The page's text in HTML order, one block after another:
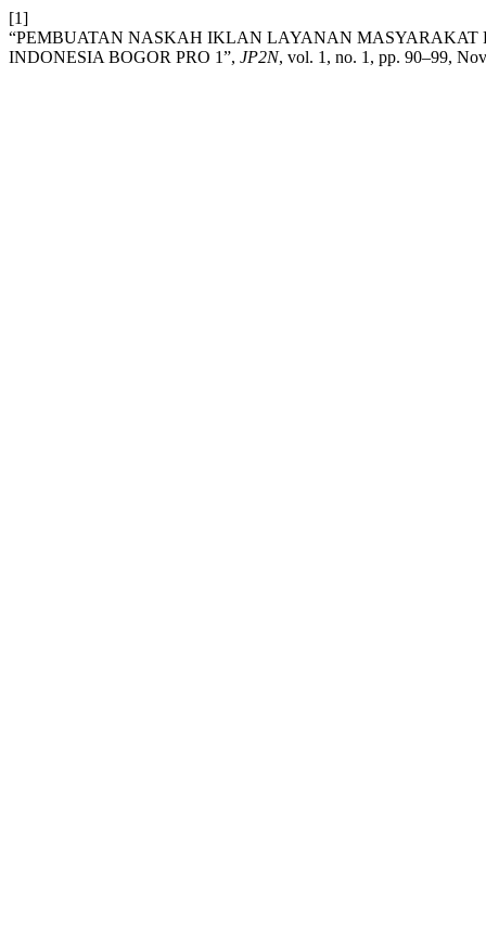
[1]
“PEMBUATAN NASKAH IKLAN LAYANAN
INDONESIA BOGOR PRO 1”, JP2N, vol. 1, no. 1, pp. 90–99,